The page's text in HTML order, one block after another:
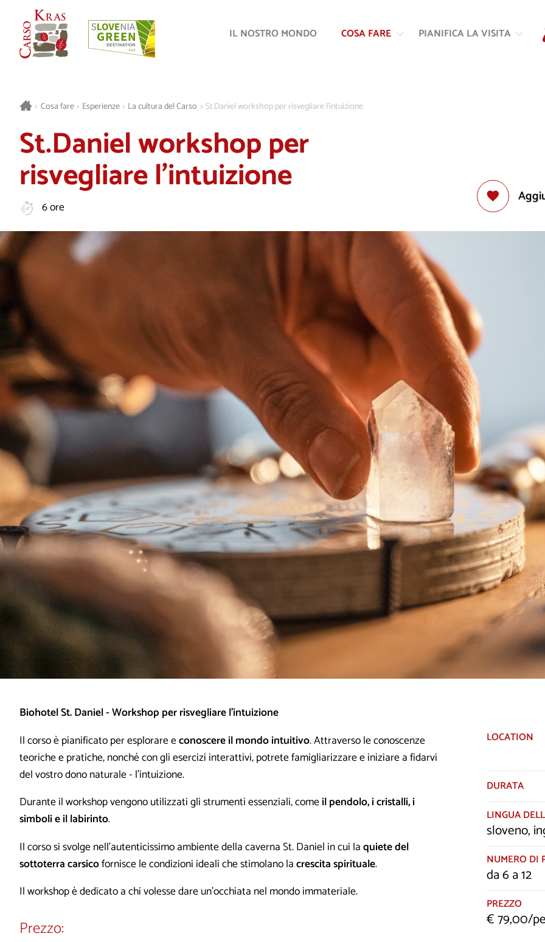
alla
IL NOSTRO MONDO COSA FARE PIANIFICA LA VISITA
> Cosa fare > Esperienze > La cultura del Carso > St.Daniel workshop per risvegliare l’intuizione
St.Daniel workshop per
risvegliare l’intuizione
6 ore
Biohotel St. Daniel - Workshop per risvegliare l’intuizione
Il corso è pianificato per esplorare econoscere il mondo intuitivo. Attraverso le conoscenze
teoriche e pratiche, nonché con gli esercizi interattivi, potrete famigliarizzare e iniziare a fidarvi
del vostro dono naturale - l’intuizione.
Durante il workshop vengono utilizzati gli strumenti essenziali, comeil pendolo, i cristalli, i
simboli e il labirinto.
Il corso si svolge nell’autenticissimo ambiente della caverna St. Daniel in cui laquiete del
sottoterra carsicofornisce le condizioni ideali che stimolano lacrescita spirituale.
Il workshop è dedicato a chi volesse dare un’occhiata nel mondo immateriale.
Prezzo:
LOCATION
DURATA
LINGUA
sloveno,
NUMERO DI
da 6 a 12
PREZZO
€ 79,00/